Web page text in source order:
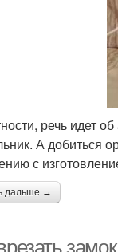
речь идет
А добиться
с
дальше →